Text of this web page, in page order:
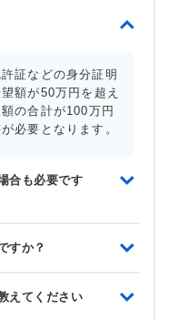
証などの身分証明
額が50万円を超え
の合計が100万円
必要となります。
合も必要です
すか？
えてください